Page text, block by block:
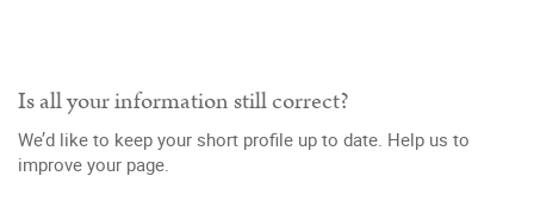
Is all your information still correct?
We’d like to keep your short profile up to date. Help us to
improve your page.